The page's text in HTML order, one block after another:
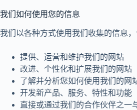
我们如何使用您的信息
我们以各种方式使用我们收集的信息，
提供、运营和维护我们的网站
改进、个性化和扩展我们的网站
了解并分析您如何使用我们的网
开发新产品、服务、特性和功能
直接或通过我们的合作伙伴之一